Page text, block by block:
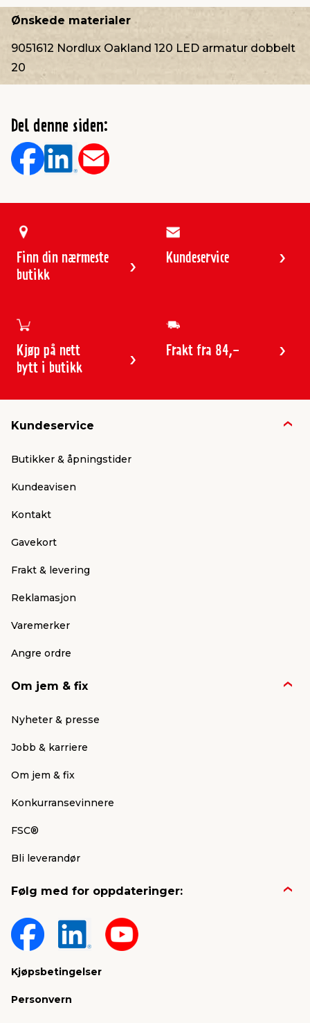
Ønskede materialer
9051612 Nordlux Oakland 120 LED armatur dobbelt
20
Del denne siden:
Finn din nærmeste
butikk
Kundeservice
Kjøp på nett
bytt i butikk
Frakt fra 84,-
Kundeservice
Butikker & åpningstider
Kundeavisen
Kontakt
Gavekort
Frakt & levering
Reklamasjon
Varemerker
Angre ordre
Om jem & fix
Nyheter & presse
Jobb & karriere
Om jem & fix
Konkurransevinnere
FSC®
Bli leverandør
Følg med for oppdateringer:
Kjøpsbetingelser
Personvern